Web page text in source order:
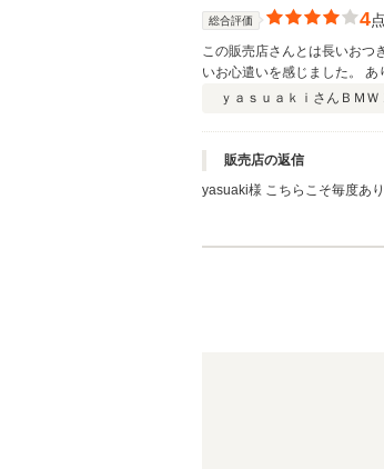
総合評価 4点
この販売店さんとは長いおつ
いお心遣いを感じました。 あ
ｙａｓｕａｋｉさん ＢＭＷ
販売店の返信
yasuaki様 こちらこそ毎度あ